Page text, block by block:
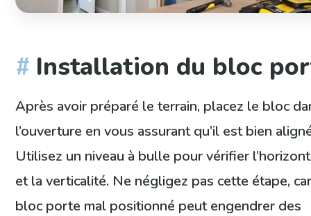
Installation du bloc
Après avoir préparé le terrain, placez le bloc
l’ouverture en vous assurant qu’il est bien
Utilisez un niveau à bulle pour vérifier
et la verticalité. Ne négligez pas cette étape,
bloc porte mal positionné peut engendrer des